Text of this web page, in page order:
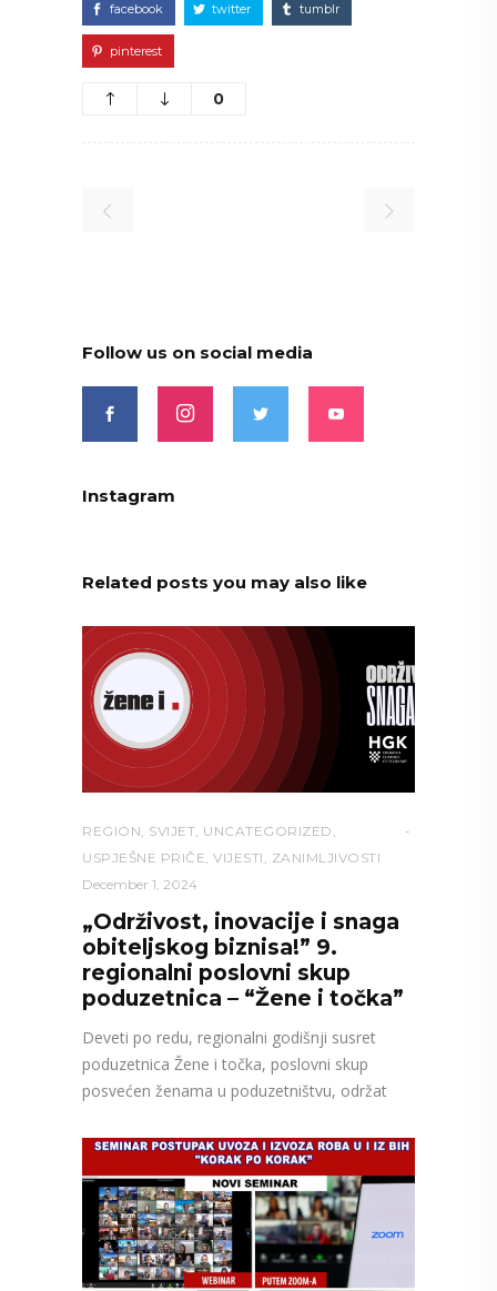
facebook twitter tumblr
pinterest
0
Follow us on social media
Instagram
Related posts you may also like
REGION SVIJET UNCATEGORIZED
USPJEŠNE PRIČE VIJESTI
ZANIMLJIVOSTI
December 1, 2024
„Održivost, inovacije i snaga
obiteljskog biznisa!” 9.
regionalni poslovni skup
poduzetnica – “Žene i točka”
Deveti po redu, regionalni godišnji susret
poduzetnica Žene i točka, poslovni skup
posvećen ženama u poduzetništvu, održat